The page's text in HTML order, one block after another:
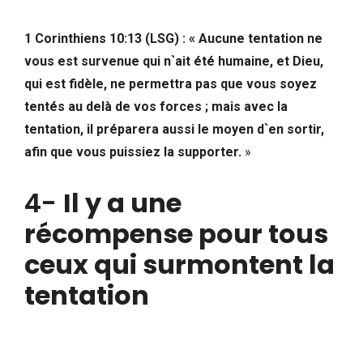
1 Corinthiens 10:13 (LSG) : « Aucune tentation ne
vous est survenue qui n`ait été humaine, et Dieu,
qui est fidèle, ne permettra pas que vous soyez
tentés au delà de vos forces ; mais avec la
tentation, il préparera aussi le moyen d`en sortir,
afin que vous puissiez la supporter. »
4- Il y a une
récompense pour tous
ceux qui surmontent la
tentation